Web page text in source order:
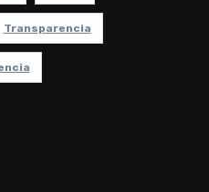
Transparencia